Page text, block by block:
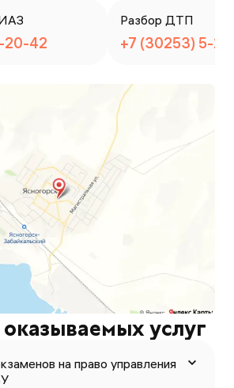
20-42
Разбор ДТП
+7 (30253) 5-
услуг
на право управления